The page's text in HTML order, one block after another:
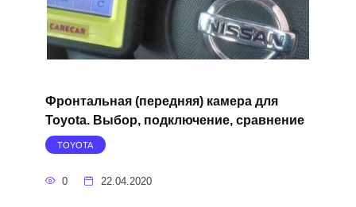
Фронтальная (передняя) камера для
Toyota. Выбор, подключение, сравнение
TOYOTA
0 22.04.2020